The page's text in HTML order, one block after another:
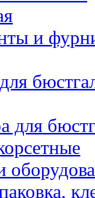
и
для